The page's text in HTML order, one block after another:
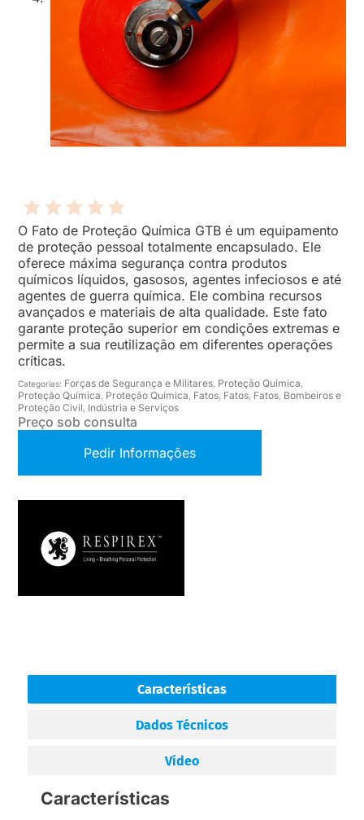
O Fato de Proteção Química GTB é um equipamento
de proteção pessoal totalmente encapsulado. Ele
oferece máxima segurança contra produtos
químicos líquidos, gasosos, agentes infeciosos e até
agentes de guerra química. Ele combina recursos
avançados e materiais de alta qualidade. Este fato
garante proteção superior em condições extremas e
permite a sua reutilização em diferentes operações
críticas.
Categorias: Forças de Segurança e Militares, Proteção Química,
Proteção Química, Proteção Química, Fatos, Fatos, Fatos, Bombeiros e
Proteção Civil, Indústria e Serviços
Preço sob consulta
Pedir Informações
Características
Dados Técnicos
Vídeo
Características